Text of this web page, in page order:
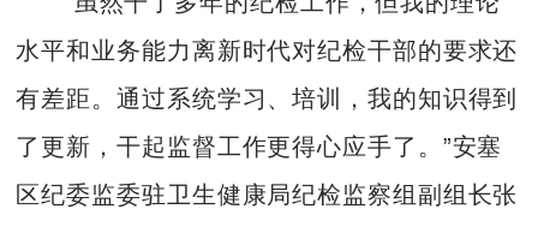
水平和业务能力离新时代对纪检干部的要求还
有差距。通过系统学习、培训，我的知识得到
了更新，干起监督工作更得心应手了。”安塞
区纪委监委驻卫生健康局纪检监察组副组长张